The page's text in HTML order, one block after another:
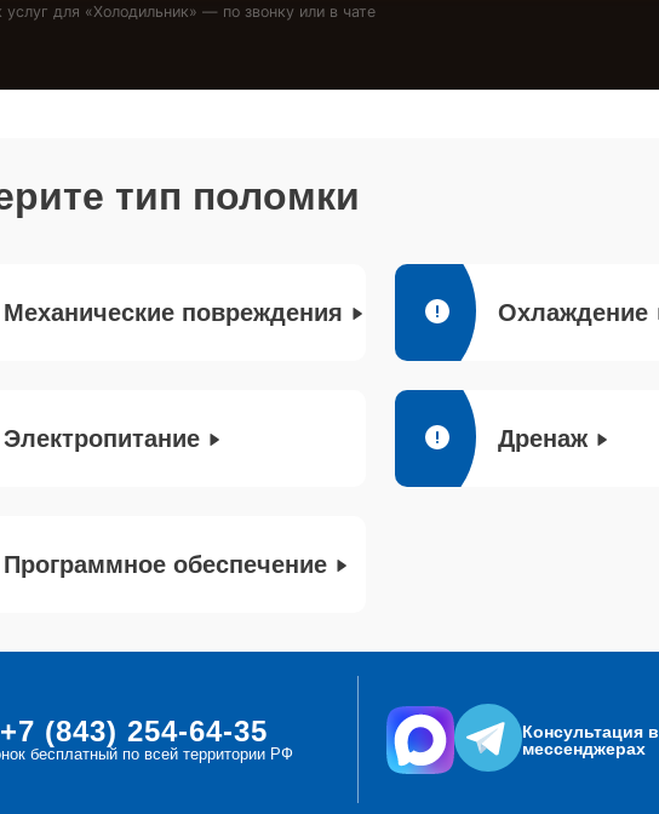
услуг для «Холодильник» — по звонку или в чате
тип поломки
Механические повреждения Охлаждение
Электропитание Дренаж
Программное обеспечение
+7 (843) 254-64-35
бесплатный по всей территории РФ
Консультация в
мессенджерах